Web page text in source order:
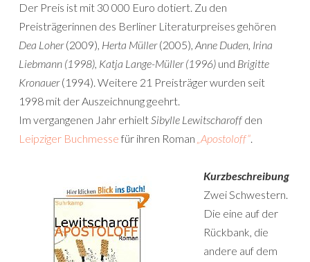
Der Preis ist mit 30 000 Euro dotiert. Zu den
Preisträgerinnen des Berliner Literaturpreises gehören
Dea Loher(2009), Herta Müller(2005), Anne Duden, Irina
Liebmann (1998), Katja Lange-Müller (1996) und Brigitte
Kronauer(1994). Weitere 21 Preisträger wurden seit
1998 mit der Auszeichnung geehrt.
Im vergangenen Jahr erhieltSibylle Lewitscharoffden
Leipziger Buchmesse für ihren Roman „Apostoloff“.
Kurzbeschreibung
Zwei Schwestern.
Die eine auf der
Rückbank, die
andere auf dem